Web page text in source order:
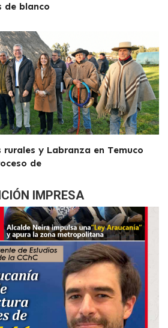
de blanco
y Labranza en Temuco
de
IMPRESA